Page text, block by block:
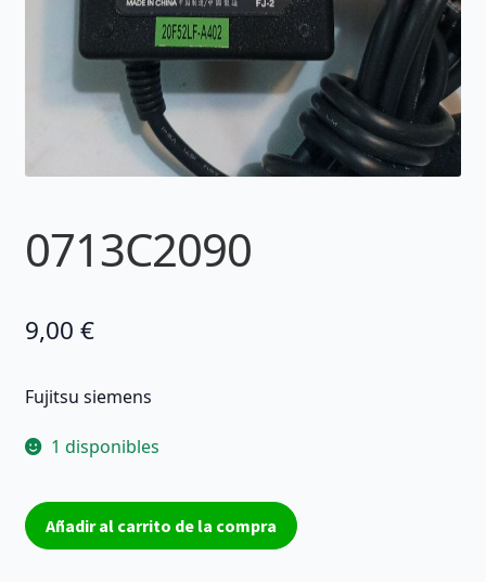
0713C2090
9,00 €
Fujitsu siemens
1 disponibles
0713C2090
cantidad
Añadir al carrito de la compra